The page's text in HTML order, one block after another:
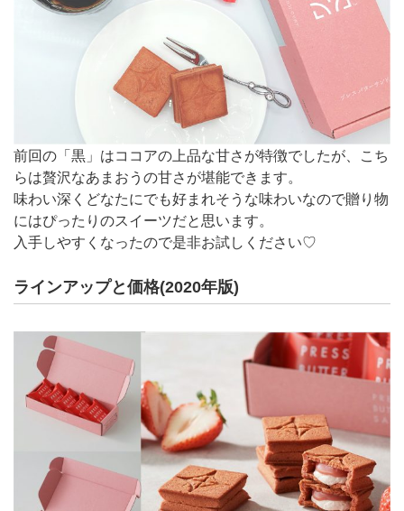
前回の「黒」はココアの上品な甘さが特徴でしたが、こち
らは贅沢なあまおうの甘さが堪能できます。
味わい深くどなたにでも好まれそうな味わいなので贈り物
にはぴったりのスイーツだと思います。
入手しやすくなったので是非お試しください♡
ラインアップと価格(2020年版)